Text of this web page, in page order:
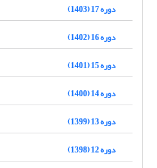
دوره 17 (1403)
دوره 16 (1402)
دوره 15 (1401)
دوره 14 (1400)
دوره 13 (1399)
دوره 12 (1398)